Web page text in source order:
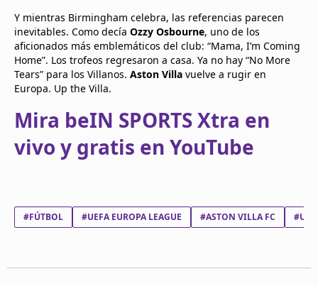
Y mientras Birmingham celebra, las referencias parecen
inevitables. Como decía Ozzy Osbourne, uno de los
aficionados más emblemáticos del club: “Mama, I’m Coming
Home”. Los trofeos regresaron a casa. Ya no hay “No More
Tears” para los Villanos. Aston Villa vuelve a rugir en
Europa. Up the Villa.
Mira beIN SPORTS Xtra en
vivo y gratis en YouTube
#FÚTBOL #UEFA EUROPA LEAGUE #ASTON VILLA FC